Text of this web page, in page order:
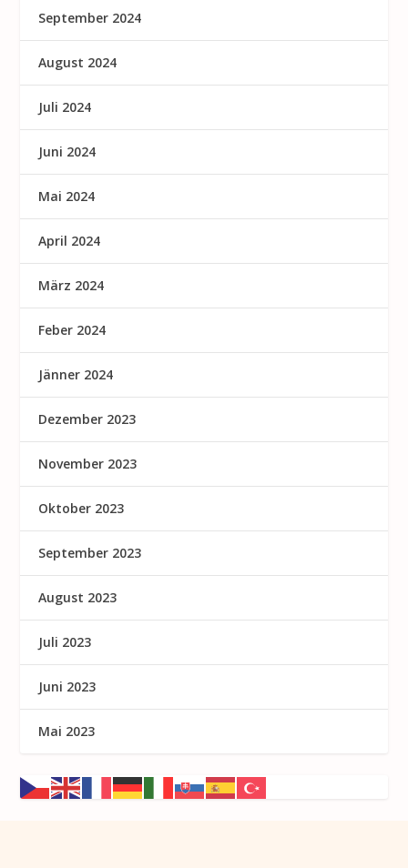
September 2024
August 2024
Juli 2024
Juni 2024
Mai 2024
April 2024
März 2024
Feber 2024
Jänner 2024
Dezember 2023
November 2023
Oktober 2023
September 2023
August 2023
Juli 2023
Juni 2023
Mai 2023